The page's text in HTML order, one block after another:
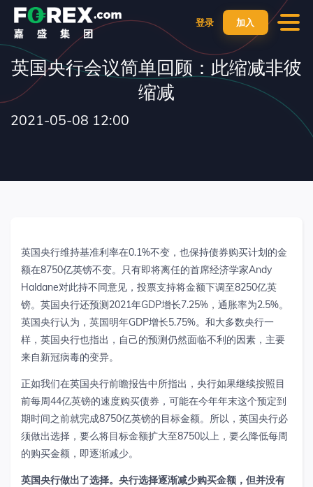
登录 加入
英国央行会议简单回顾：此缩减非彼
缩减
2021-05-08 12:00
英国央行维持基准利率在0.1%不变，也保持债券购买计划的金
额在8750亿英镑不变。只有即将离任的首席经济学家Andy
Haldane对此持不同意见，投票支持将金额下调至8250亿英
镑。英国央行还预测2021年GDP增长7.25%，通胀率为2.5%。
英国央行认为，英国明年GDP增长5.75%。和大多数央行一
样，英国央行也指出，自己的预测仍然面临不利的因素，主要
来自新冠病毒的变异。
正如我们在英国央行前瞻报告中所指出，央行如果继续按照目
前每周44亿英镑的速度购买债券，可能在今年年末这个预定到
期时间之前就完成8750亿英镑的目标金额。所以，英国央行必
须做出选择，要么将目标金额扩大至8750以上，要么降低每周
的购买金额，即逐渐减少。
英国央行做出了选择。央行选择逐渐减少购买金额，但并没有